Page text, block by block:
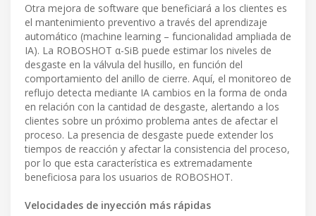
Otra mejora de software que beneficiará a los clientes es
el mantenimiento preventivo a través del aprendizaje
automático (machine learning – funcionalidad ampliada de
IA). La ROBOSHOT α-SiB puede estimar los niveles de
desgaste en la válvula del husillo, en función del
comportamiento del anillo de cierre. Aquí, el monitoreo de
reflujo detecta mediante IA cambios en la forma de onda
en relación con la cantidad de desgaste, alertando a los
clientes sobre un próximo problema antes de afectar el
proceso. La presencia de desgaste puede extender los
tiempos de reacción y afectar la consistencia del proceso,
por lo que esta característica es extremadamente
beneficiosa para los usuarios de ROBOSHOT.
Velocidades de inyección más rápidas